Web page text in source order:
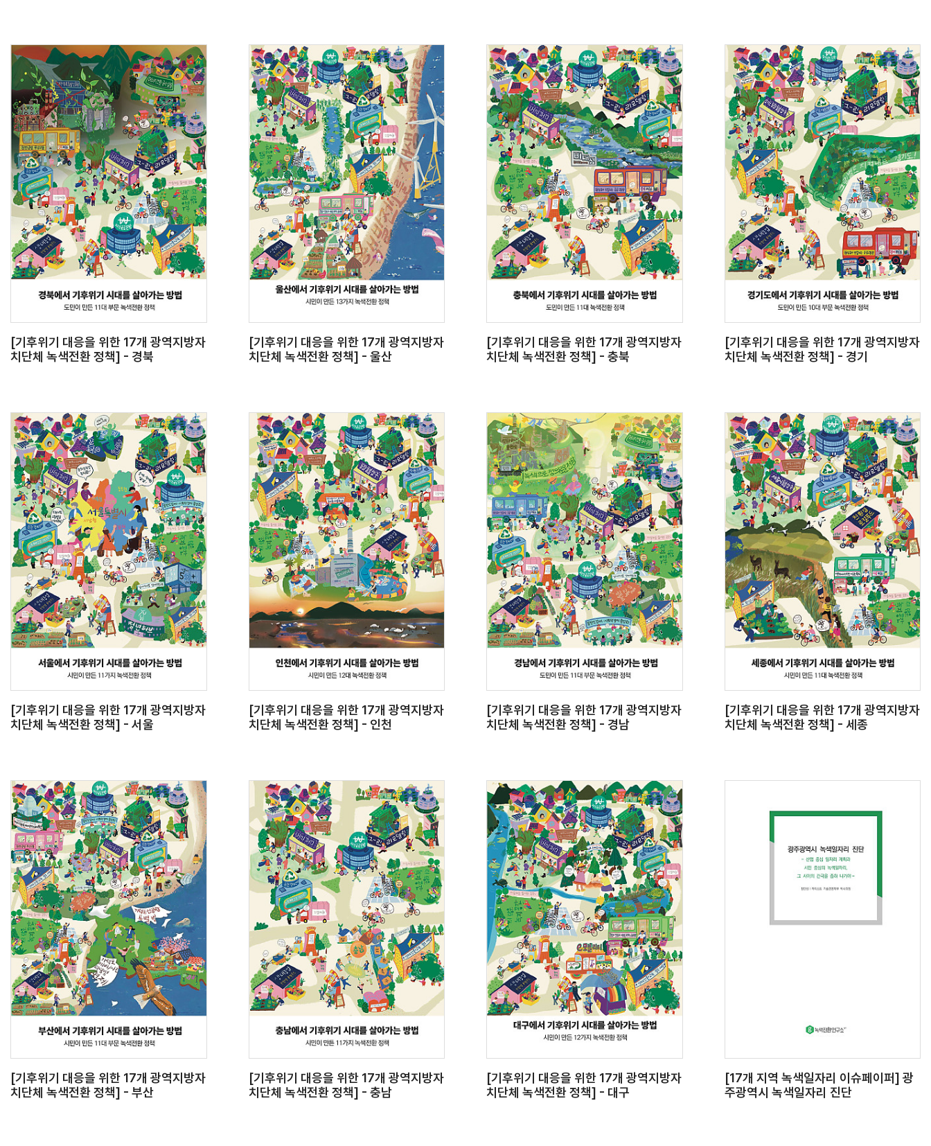
[기후위기 대응을 위한 17개 광역지방자
치단체 녹색전환 정책] - 경북
[기후위기 대응을 위한 17개 광역지방자
치단체 녹색전환 정책] - 울산
[기후위기 대응을 위한 17개 광역지방자
치단체 녹색전환 정책] - 충북
[기후위기 대응을 위한 17개 광역지방자
치단체 녹색전환 정책] - 경기
[기후위기 대응을 위한 17개 광역지방자
치단체 녹색전환 정책] - 서울
[기후위기 대응을 위한 17개 광역지방자
치단체 녹색전환 정책] - 인천
[기후위기 대응을 위한 17개 광역지방자
치단체 녹색전환 정책] - 경남
[기후위기 대응을 위한 17개 광역지방자
치단체 녹색전환 정책] - 세종
[기후위기 대응을 위한 17개 광역지방자
치단체 녹색전환 정책] - 부산
[기후위기 대응을 위한 17개 광역지방자
치단체 녹색전환 정책] - 충남
[기후위기 대응을 위한 17개 광역지방자
치단체 녹색전환 정책] - 대구
[17개 지역 녹색일자리 이슈페이퍼] 광
주광역시 녹색일자리 진단